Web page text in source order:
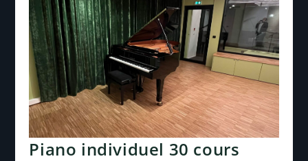
Piano individuel 30 cours